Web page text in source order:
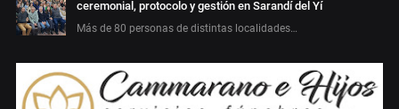
ceremonial, protocolo y gestión en Sarandí del Yí
Más de 80 personas de distintas localidades…